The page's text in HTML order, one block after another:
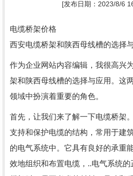
[发布日期：2023/8/6
电缆桥架价格
西安电缆桥架和陕西母线槽的选择
作为企业网站内容编辑，我很高兴
架和陕西母线槽的选择与应用。这
领域中扮演着重要的角色。
首先，让我们来了解一下电缆桥架
支持和保护电缆的结构，常用于建
的电气系统中。它具有良好的承重
效地组织和布置电缆，..电气系统的